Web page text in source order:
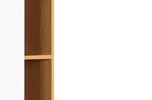
e Clima